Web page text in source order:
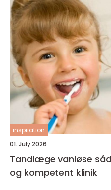
inspiration
01. July 2026
Tandlæge vanløse sådan finder du en tryg
og kompetent klinik